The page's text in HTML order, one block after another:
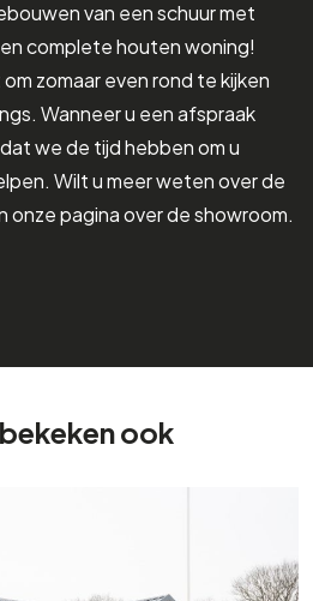
van een schuur met
complete houten woning!
zomaar even rond te kijken
Wanneer u een afspraak
we de tijd hebben om u
Wilt u meer weten over de
onze pagina over de showroom.
ook